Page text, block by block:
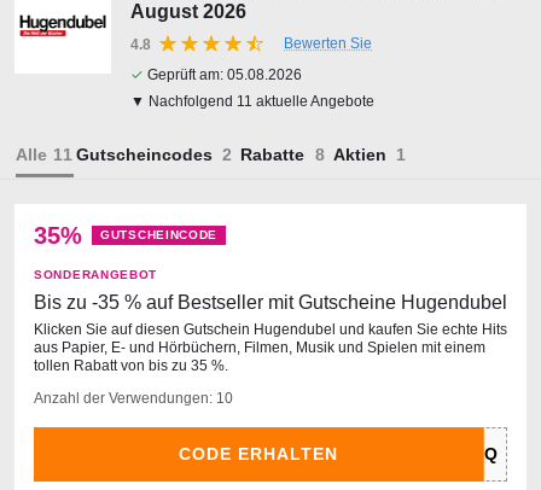
August 2026
4.8
Bewerten Sie
✓ Geprüft am: 05.08.2026
▼ Nachfolgend 11 aktuelle Angebote
Alle Gutscheincodes Rabatte Aktien
35% GUTSCHEINCODE
SONDERANGEBOT
Bis zu -35 % auf Bestseller mit Gutscheine Hugendubel
Klicken Sie auf diesen Gutschein Hugendubel und kaufen Sie echte Hits
aus Papier, E- und Hörbüchern, Filmen, Musik und Spielen mit einem
tollen Rabatt von bis zu 35 %.
Anzahl der Verwendungen: 10
CODE ERHALTEN